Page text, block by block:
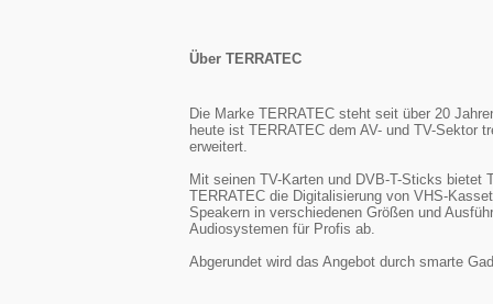
Über TERRATEC
Die Marke TERRATEC steht seit über 20
heute ist TERRATEC dem AV- und TV-Sektor
erweitert.
Mit seinen TV-Karten und DVB-T-Sticks bietet
TERRATEC die Digitalisierung von VHS-
Speakern in verschiedenen Größen und
Audiosystemen für Profis ab.
Abgerundet wird das Angebot durch smarte